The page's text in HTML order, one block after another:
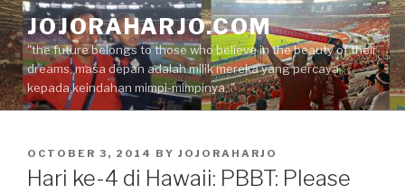
Skip
to
content
JOJORAHARJO.COM
"the future belongs to those who believe in the beauty of their
dreams, masa depan adalah milik mereka yang percaya
kepada keindahan mimpi-mimpinya.."
POSTED
ON
OCTOBER 3, 2014 BY JOJORAHARJO
Hari ke-4 di Hawaii: PBBT: Please